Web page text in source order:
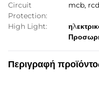
Circuit
Protection:
mcb, rcd
High Light:
Περιγραφή